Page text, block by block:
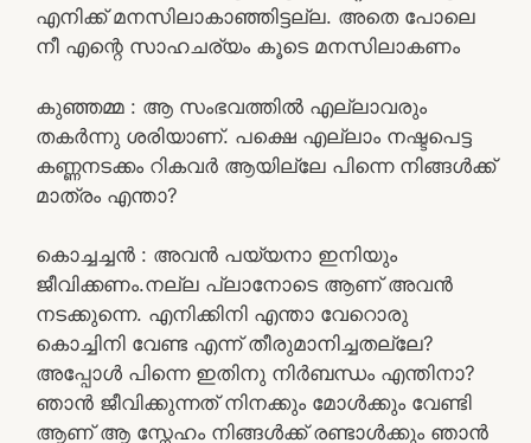
എനിക്ക് മനസിലാകാഞ്ഞിട്ടല്ല. അതെ പോലെ
നീ എന്റെ സാഹചര്യം കൂടെ മനസിലാകണം
കുഞ്ഞമ്മ : ആ സംഭവത്തിൽ എല്ലാവരും
തകർന്നു ശരിയാണ്. പക്ഷെ എല്ലാം നഷ്ടപെട്ട
കണ്ണനടക്കം റികവർ ആയില്ലേ പിന്നെ നിങ്ങൾക്ക്
മാത്രം എന്താ?
കൊച്ചച്ചൻ : അവൻ പയ്യനാ ഇനിയും
ജീവിക്കണം.നല്ല പ്ലാനോടെ ആണ് അവൻ
നടക്കുന്നെ. എനിക്കിനി എന്താ വേറൊരു
കൊച്ചിനി വേണ്ട എന്ന് തീരുമാനിച്ചതല്ലേ?
അപ്പോൾ പിന്നെ ഇതിനു നിർബന്ധം എന്തിനാ?
ഞാൻ ജീവിക്കുന്നത് നിനക്കും മോൾക്കും വേണ്ടി
ആണ് ആ സ്നേഹം നിങ്ങൾക്ക് രണ്ടാൾക്കും ഞാൻ